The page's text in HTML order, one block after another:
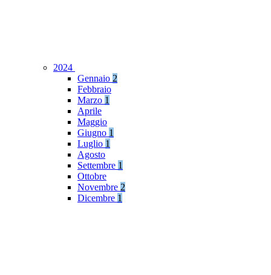
2024
Gennaio 2
Febbraio
Marzo 1
Aprile
Maggio
Giugno 1
Luglio 1
Agosto
Settembre 1
Ottobre
Novembre 2
Dicembre 1